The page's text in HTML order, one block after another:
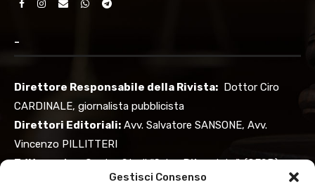
Gestisci Consenso
–
Direttore Responsabile della Rivista: Dottor Ciro
CARDINALE, giornalista pubblicista
Direttori Editoriali: Avv. Salvatore SANSONE, Avv.
Vincenzo PILLITTERI
Editore:Ass. Centro Studi “Salvo D’Acquisto”, (CESD)
Redazione e uffici: via Mazzini, 7 TERMINI IMERESE, 90018